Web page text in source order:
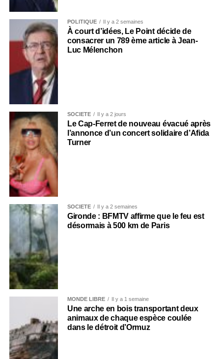
POLITIQUE Il y a 2 semaines
À court d’idées, Le Point décide de
consacrer un 789 ème article à Jean-
Luc Mélenchon
SOCIÉTÉ Il y a 2 jours
Le Cap-Ferret de nouveau évacué après
l’annonce d’un concert solidaire d’Afida
Turner
SOCIÉTÉ Il y a 2 semaines
Gironde : BFMTV affirme que le feu est
désormais à 500 km de Paris
MONDE LIBRE Il y a 1 semaine
Une arche en bois transportant deux
animaux de chaque espèce coulée
dans le détroit d’Ormuz